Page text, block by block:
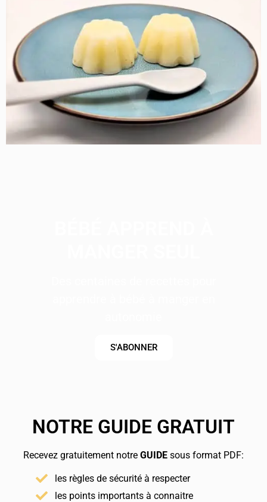
S'ABONNER
NOTRE GUIDE GRATUIT
Recevez gratuitement notre GUIDE sous format PDF:
les règles de sécurité à respecter
les points importants à connaitre